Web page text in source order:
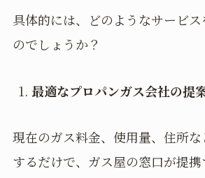
具体的には、どのようなサービ
のでしょうか？
最適なプロパンガス会社の提
現在のガス料金、使用量、住所
するだけで、ガス屋の窓口が提